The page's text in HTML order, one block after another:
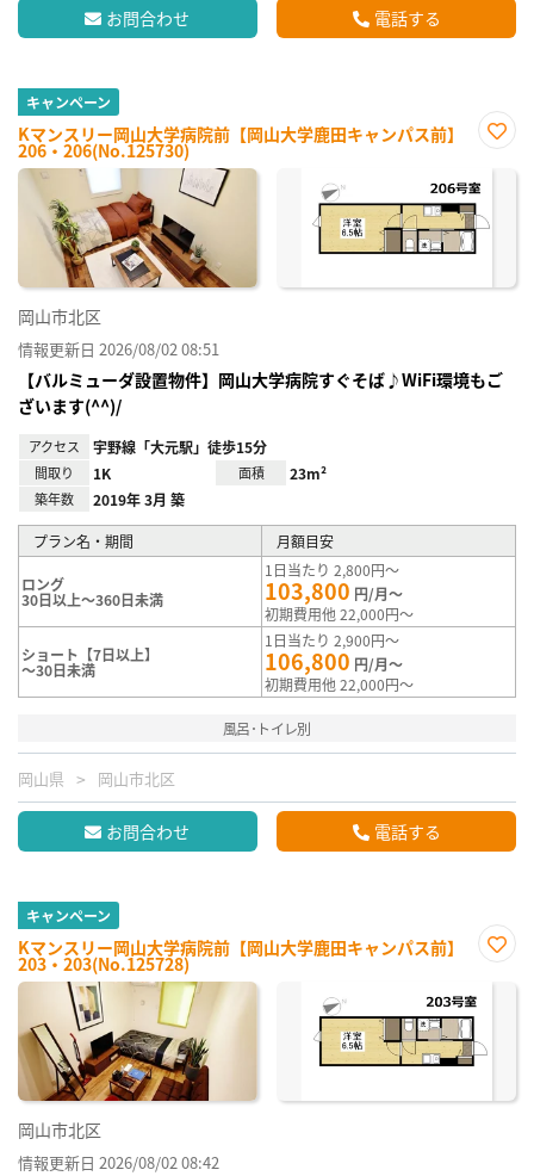
お問合わせ 電話する
キャンペーン
Kマンスリー岡山大学病院前【岡山大学鹿田キャンパス前】
206・206(No.125730)
に入
り登
岡山市北区
情報更新日 2026/08/02 08:51
【バルミューダ設置物件】岡山大学病院すぐそば♪WiFi環境もご
ざいます(^^)/
アクセス 宇野線「大元駅」徒歩15分
間取り 1K 面積 23m²
築年数 2019年 3月 築
プラン名・期間 月額目安
ロング
30日以上～360日未満
1日当たり 2,800円～
103,800 円/月～
初期費用他 22,000円～
ショート【7日以上】
～30日未満
1日当たり 2,900円～
106,800 円/月～
初期費用他 22,000円～
風呂･トイレ別
岡山県 岡山市北区
お問合わせ 電話する
キャンペーン
Kマンスリー岡山大学病院前【岡山大学鹿田キャンパス前】
203・203(No.125728)
に入
岡山市北区
情報更新日 2026/08/02 08:42